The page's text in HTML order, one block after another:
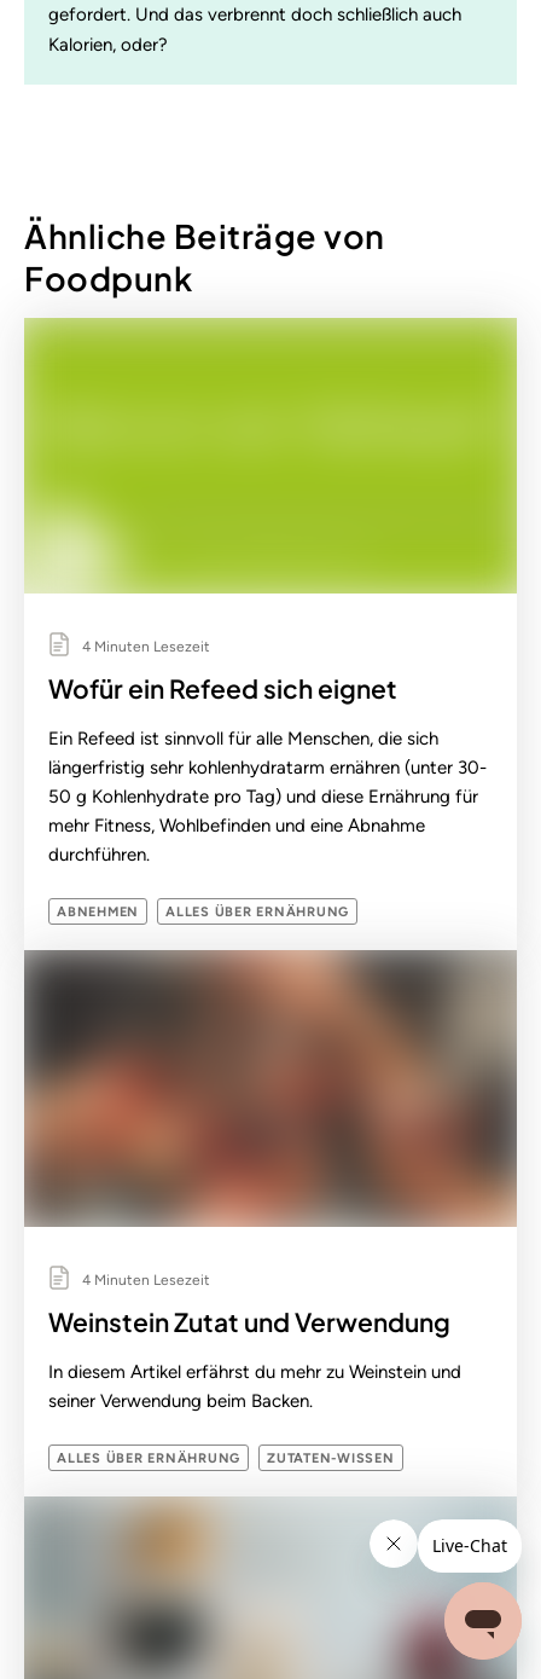
gefordert. Und das verbrennt doch schließlich auch
Kalorien, oder?
Ähnliche Beiträge von
Foodpunk
4 Minuten Lesezeit
Wofür ein Refeed sich eignet
Ein Refeed ist sinnvoll für alle Menschen, die sich
längerfristig sehr kohlenhydratarm ernähren (unter 30-
50 g Kohlenhydrate pro Tag) und diese Ernährung für
mehr Fitness, Wohlbefinden und eine Abnahme
durchführen.
ABNEHMEN ALLES ÜBER ERNÄHRUNG
4 Minuten Lesezeit
Weinstein Zutat und Verwendung
In diesem Artikel erfährst du mehr zu Weinstein und
seiner Verwendung beim Backen.
ALLES ÜBER ERNÄHRUNG ZUTATEN-WISSEN